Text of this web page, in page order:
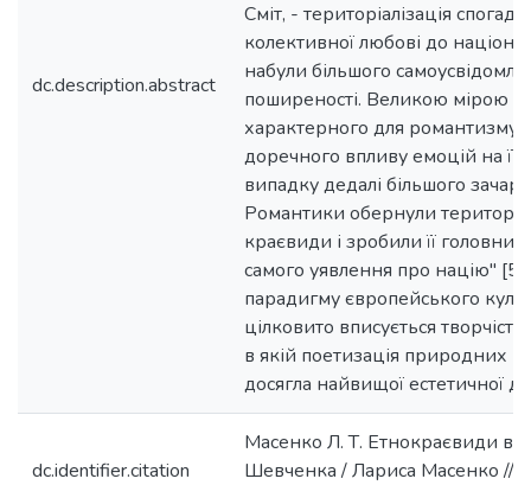
dc.description.abstract
Сміт, - територіалізація
колективної любові до
набули більшого
поширеності. Великою мірою
характерного для романтизму
доречного впливу емоцій на її
випадку дедалі більшого
Романтики обернули
краєвиди і зробили її
самого уявлення про націю" [5,
парадигму європейського
цілковито вписується
в якій поетизація природних
досягла найвищої естетичної
dc.identifier.citation
Масенко Л. Т. Етнокраєвиди в
Шевченка / Лариса Масенко //